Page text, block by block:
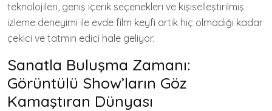
teknolojileri, geniş içerik seçenekleri ve kişiselleştirilmiş
izleme deneyimi ile evde film keyfi artık hiç olmadığı kadar
çekici ve tatmin edici hale geliyor.
Sanatla Buluşma Zamanı:
Görüntülü Show’ların Göz
Kamaştıran Dünyası